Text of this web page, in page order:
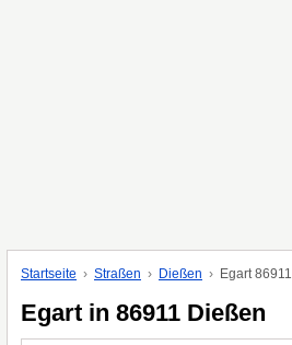
Startseite Straßen Dießen Egart 86911
Egart in 86911 Dießen